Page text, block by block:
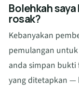
Bolehkah
rosak?
Kebanyakan
pemulangan
anda simpan
yang ditetapkan —